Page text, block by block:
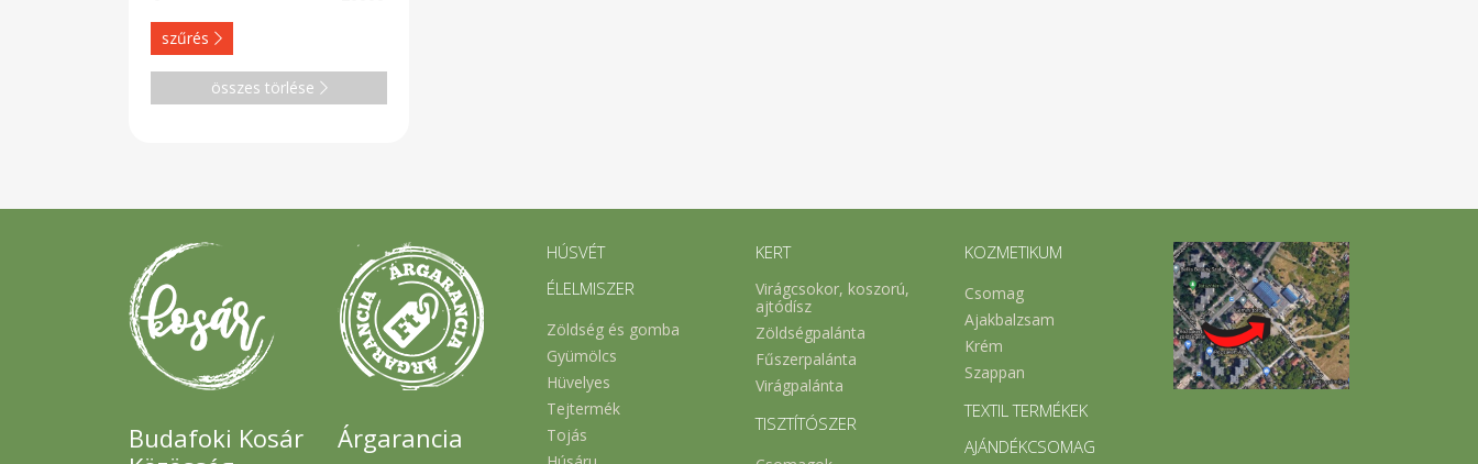
szűrés
összes törlése
Budafoki Kosár
Árgarancia
HÚSVÉT
ÉLELMISZER
Zöldség és gomba
Gyümölcs
Hüvelyes
Tejtermék
Tojás
KERT
Virágcsokor, koszorú,
ajtódísz
Zöldségpalánta
Fűszerpalánta
Virágpalánta
TISZTÍTÓSZER
KOZMETIKUM
Csomag
Ajakbalzsam
Krém
Szappan
TEXTIL TERMÉKEK
AJÁNDÉKCSOMAG